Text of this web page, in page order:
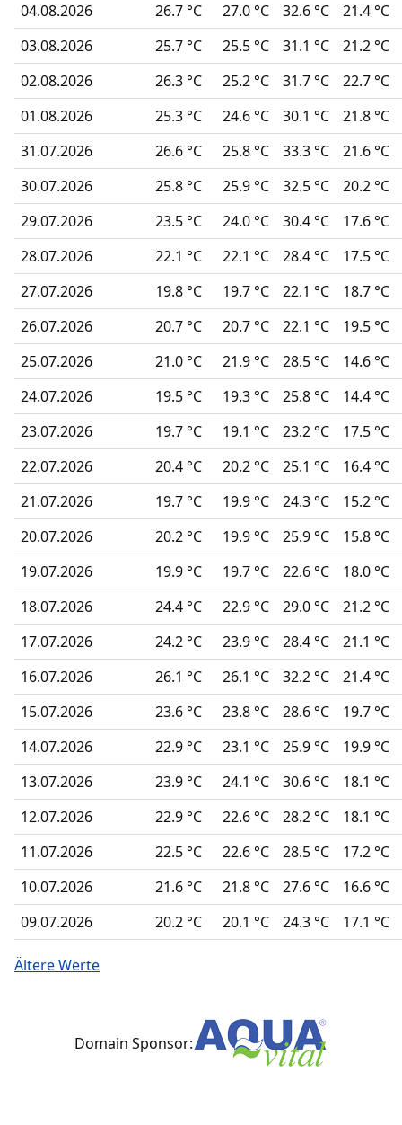
04.08.2026
26.7 °C 27.0 °C 32.6 °C
21.4 °C
03.08.2026
25.7 °C 25.5 °C 31.1 °C
21.2 °C
02.08.2026
26.3 °C 25.2 °C 31.7 °C
22.7 °C
01.08.2026
25.3 °C 24.6 °C 30.1 °C
21.8 °C
31.07.2026
26.6 °C 25.8 °C 33.3 °C
21.6 °C
30.07.2026
25.8 °C 25.9 °C 32.5 °C
20.2 °C
29.07.2026
23.5 °C 24.0 °C 30.4 °C
17.6 °C
28.07.2026
22.1 °C 22.1 °C 28.4 °C
17.5 °C
27.07.2026
19.8 °C 19.7 °C 22.1 °C
18.7 °C
26.07.2026
20.7 °C 20.7 °C 22.1 °C
19.5 °C
25.07.2026
21.0 °C 21.9 °C 28.5 °C
14.6 °C
24.07.2026
19.5 °C 19.3 °C 25.8 °C
14.4 °C
23.07.2026
19.7 °C 19.1 °C 23.2 °C
17.5 °C
22.07.2026
20.4 °C 20.2 °C 25.1 °C
16.4 °C
21.07.2026
19.7 °C 19.9 °C 24.3 °C
15.2 °C
20.07.2026
20.2 °C 19.9 °C 25.9 °C
15.8 °C
19.07.2026
19.9 °C 19.7 °C 22.6 °C
18.0 °C
18.07.2026
24.4 °C 22.9 °C 29.0 °C
21.2 °C
17.07.2026
24.2 °C 23.9 °C 28.4 °C
21.1 °C
16.07.2026
26.1 °C 26.1 °C 32.2 °C
21.4 °C
15.07.2026
23.6 °C 23.8 °C 28.6 °C
19.7 °C
14.07.2026
22.9 °C 23.1 °C 25.9 °C
19.9 °C
13.07.2026
23.9 °C 24.1 °C 30.6 °C
18.1 °C
12.07.2026
22.9 °C 22.6 °C 28.2 °C
18.1 °C
11.07.2026
22.5 °C 22.6 °C 28.5 °C
17.2 °C
10.07.2026
21.6 °C 21.8 °C 27.6 °C
16.6 °C
09.07.2026
20.2 °C 20.1 °C 24.3 °C 17.1 °C
Ältere Werte
Domain Sponsor: